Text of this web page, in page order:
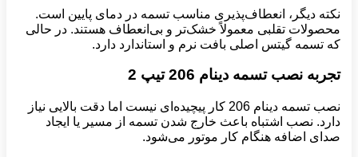
نکته دیگر، انعطاف‌پذیری مناسب تسمه در دمای پایین است.
محصولات تقلبی معمولاً خشک‌تر و بی‌انعطاف هستند. در حالی
که تسمه گیتس اصلی بافت نرم و استاندارد دارد.
تجربه نصب تسمه دینام 206 تیپ 2
نصب تسمه دینام 206 کار پیچیده‌ای نیست اما دقت بالایی نیاز
دارد. نصب اشتباه باعث خارج شدن تسمه از مسیر یا ایجاد
صدای اضافه هنگام کار موتور می‌شود.